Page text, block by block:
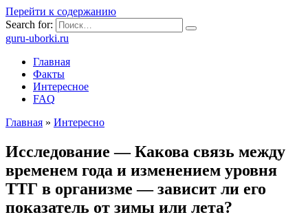
Перейти к содержанию
Search for:
guru-uborki.ru
Главная
Факты
Интересное
FAQ
Главная » Интересно
Исследование — Какова связь между
временем года и изменением уровня
ТТГ в организме — зависит ли его
показатель от зимы или лета?